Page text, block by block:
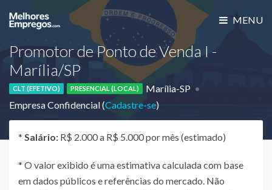
MENU
Promotor de Ponto de Venda I -
Marília/SP
CLT (EFETIVO) PRESENCIAL (LOCAL)
Marília-SP
Empresa Confidencial (Cadastre-se)
* Salário: R$ 2.000 a R$ 5.000 por mês (estimado)
* O valor exibido é uma estimativa calculada com base
em dados públicos e referências do mercado. Não